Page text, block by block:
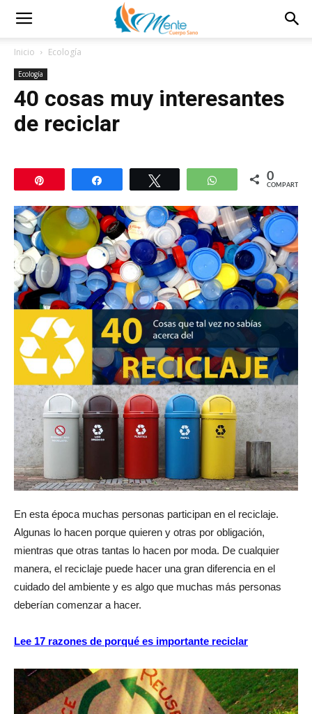
Inicio Ecología
Ecología
40 cosas muy interesantes
de reciclar
Compartir WhatsApp
0
COMPARTIR
En esta época muchas personas participan en el reciclaje.
Algunas lo hacen porque quieren y otras por obligación,
mientras que otras tantas lo hacen por moda. De cualquier
manera, el reciclaje puede hacer una gran diferencia en el
cuidado del ambiente y es algo que muchas más personas
deberían comenzar a hacer.
Lee 17 razones de porqué es importante reciclar